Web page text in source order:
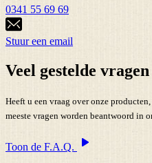
0341 55 69 69
Stuur een email
Veel gestelde vragen
Heeft u een vraag over onze
meeste vragen worden beantwoord in
Toon de F.A.Q.